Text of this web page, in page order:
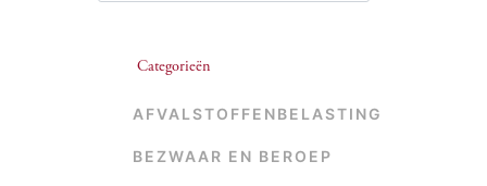
Categorieën
AFVALSTOFFENBELASTING
BEZWAAR EN BEROEP